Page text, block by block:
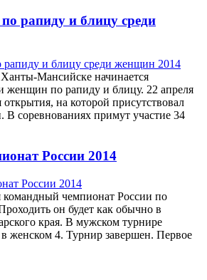
рапиду и блицу среди
Мансийске начинается
женщин по рапиду и блицу. 22 апреля
открытия, на которой присутствовал
В соревнованиях примут участие 34
России 2014
командный чемпионат России по
он будет как обычно в
края. В мужском турнире
женском 4. Турнир завершен. Первое